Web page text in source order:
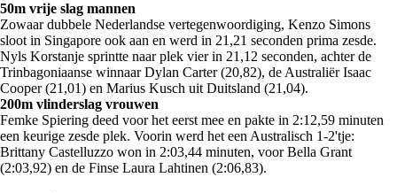
50m vrije slag mannen
Zowaar dubbele Nederlandse vertegenwoordiging, Kenzo Simons
sloot in Singapore ook aan en werd in 21,21 seconden prima zesde.
Nyls Korstanje sprintte naar plek vier in 21,12 seconden, achter de
Trinbagoniaanse winnaar Dylan Carter (20,82), de Australiër Isaac
Cooper (21,01) en Marius Kusch uit Duitsland (21,04).
200m vlinderslag vrouwen
Femke Spiering deed voor het eerst mee en pakte in 2:12,59 minuten
een keurige zesde plek. Voorin werd het een Australisch 1-2'tje:
Brittany Castelluzzo won in 2:03,44 minuten, voor Bella Grant
(2:03,92) en de Finse Laura Lahtinen (2:06,83).